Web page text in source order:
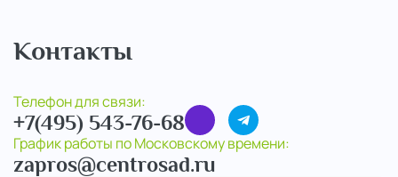
Контакты
Телефон для связи:
+7(495) 543-76-68
График работы по Московскому времени:
zapros@centrosad.ru